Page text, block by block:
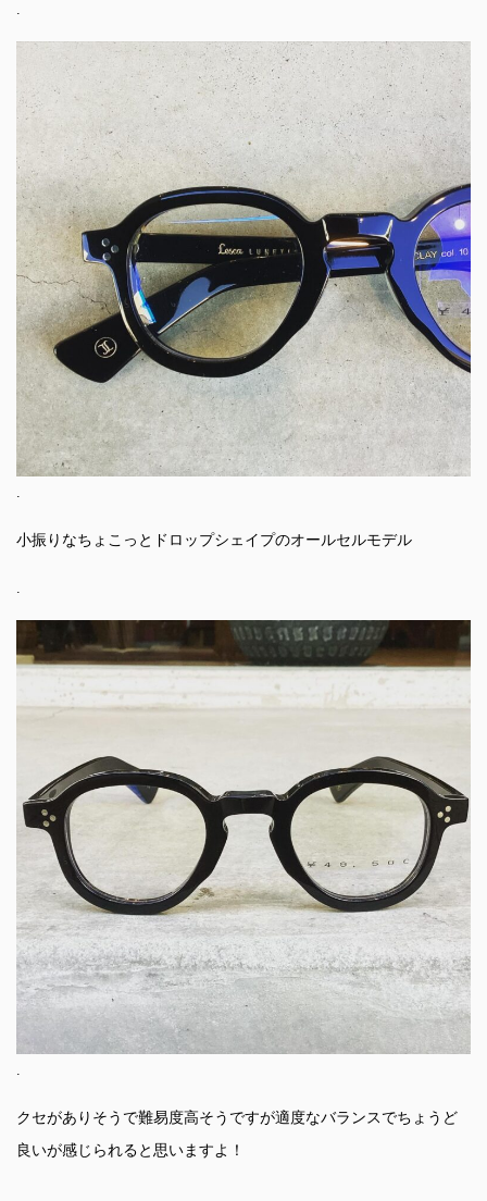
.
.
小振りなちょこっとドロップシェイプのオールセルモデル
.
クセがありそうで難易度高そうですが適度なバランスでちょうど
良いが感じられると思いますよ！